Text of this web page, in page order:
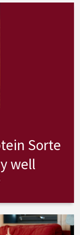
Sorte
well